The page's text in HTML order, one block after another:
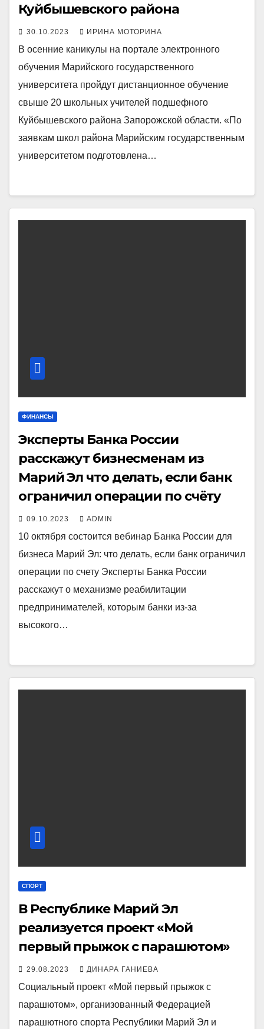
Куйбышевского района
30.10.2023 ИРИНА МОТОРИНА
В осенние каникулы на портале электронного
обучения Марийского государственного
университета пройдут дистанционное обучение
свыше 20 школьных учителей подшефного
Куйбышевского района Запорожской области. «По
заявкам школ района Марийским государственным
университетом подготовлена…
ФИНАНСЫ
Эксперты Банка России
расскажут бизнесменам из
Марий Эл что делать, если банк
ограничил операции по счёту
09.10.2023 ADMIN
10 октября состоится вебинар Банка России для
бизнеса Марий Эл: что делать, если банк ограничил
операции по счету Эксперты Банка России
расскажут о механизме реабилитации
предпринимателей, которым банки из-за
высокого…
СПОРТ
В Республике Марий Эл
реализуется проект «Мой
первый прыжок с парашютом»
29.08.2023 ДИНАРА ГАНИЕВА
Социальный проект «Мой первый прыжок с
парашютом», организованный Федерацией
парашютного спорта Республики Марий Эл и